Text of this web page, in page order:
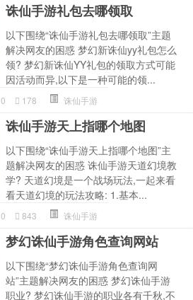
诛仙手游礼包去哪领取
以下围绕“诛仙手游礼包去哪领取”主题
解决网友的困惑 梦幻新诛仙yy礼包怎么
领? 梦幻新诛仙YY礼包的领取方式可能
因活动而异,以下是一种可能的领...
0 178 诛仙手游
诛仙手游天上指哪个地图
以下围绕“诛仙手游天上指哪个地图”主
题解决网友的困惑 诛仙手游天道幻境教
学? 天道幻境是一个战场玩法,一起来看
看天道幻境的玩法攻略: 1.基本...
0 843 诛仙手游
梦幻诛仙手游角色查询网站
以下围绕“梦幻诛仙手游角色查询网
站”主题解决网友的困惑 梦幻诛仙手游
职业? 梦幻诛仙手游的职业各有千秋,不